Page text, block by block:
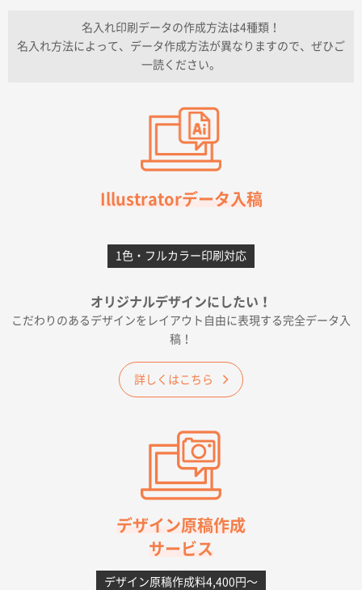
上記のとおりです。
柳さんの対応が素晴らしかった。
フレキソレジ袋 Uバッグ 35号
5000枚
2026年06月28日 15:14
千葉県A社様
2026年06月19日 09:41
価格 大丈夫そうな会社に見えた
大阪府のお客様
A4フルカラークリアファイル1000枚
【ポリ】特別ご注文ページ1000枚
2026年06月08日 17:38
対応の速さ、丁寧さ、提案など
不織布フラットバッグ（A4縦サイズ）1000枚
名入れ印刷データの作成方法は4種類！
名入れ方法によって、データ作成方法が異なりますので、ぜひご
一読ください。
Illustratorデータ入稿
1色・フルカラー印刷対応
オリジナルデザインにしたい！
こだわりのあるデザインをレイアウト自由に表現する完全データ入
稿！
詳しくはこちら
デザイン原稿作成
サービス
デザイン原稿作成料4,400円〜